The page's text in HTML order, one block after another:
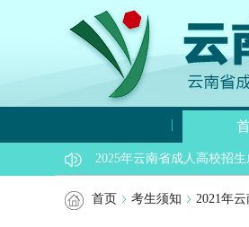
2025年云南省成人高校招
首页 考生须知 2021年